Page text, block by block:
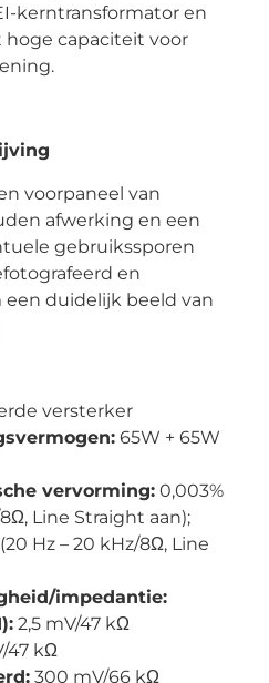
kerntransformator en
capaciteit voor
voorpaneel van
afwerking en een
gebruikssporen
en
duidelijk beeld van
versterker
65W + 65W
vervorming: 0,003%
Line Straight aan);
Hz – 20 kHz/8Ω, Line
impedantie:
2,5 mV/47 kΩ
47 kΩ
300 mV/66 kΩ